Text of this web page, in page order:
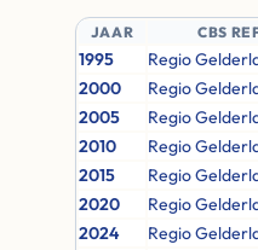
JAAR CBS
1995 Regio
2000
Regio
2005
Regio
2010
Regio
2015
Regio
2020
Regio
2024
Regio